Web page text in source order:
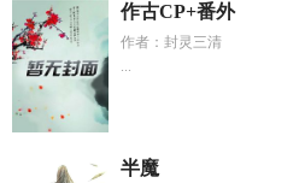
作古CP+番外
作者：封灵三清
...
半魔